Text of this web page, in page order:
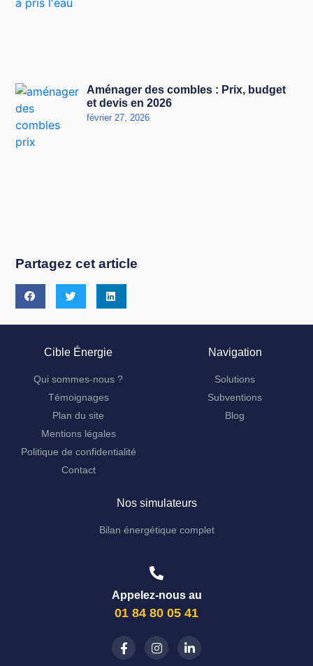
Aménager des combles : Prix, budget
et devis en 2026
février 27, 2026
Partagez cet article
Cible Énergie
Qui sommes-nous ?
Témoignages
Plan du site
Mentions légales
Politique de confidentialité
Contact
Navigation
Solutions
Subventions
Blog
Nos simulateurs
Bilan énergétique complet
Appelez-nous au
01 84 80 05 41